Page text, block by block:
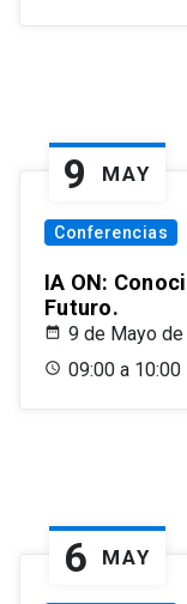
9 MAY
Conferencias
IA ON:
Futuro.
9 de Mayo
09:00 a 10:00
6 MAY